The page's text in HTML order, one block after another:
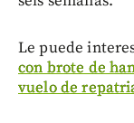
Le puede
con brote de
vuelo de